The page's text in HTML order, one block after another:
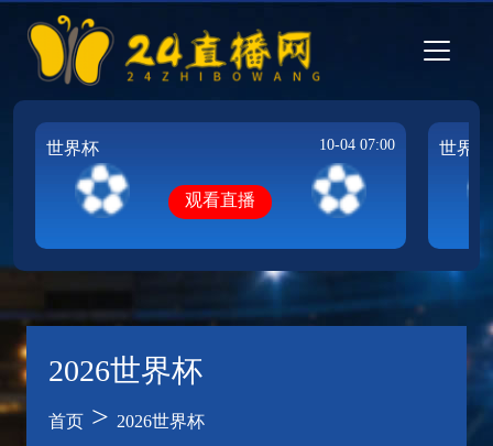
世界杯 10-04 07:00
观看直播
世界杯
2026世界杯
首页 > 2026世界杯